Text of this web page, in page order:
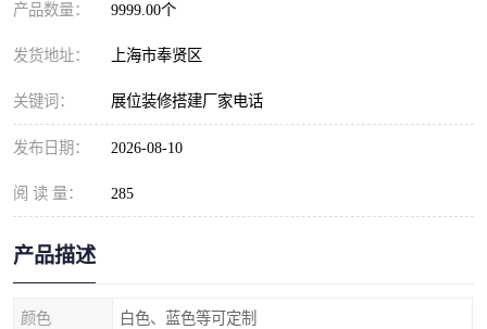
产品数量： 9999.00个
发货地址： 上海市奉贤区
关键词： 展位装修搭建厂家电话
发布日期： 2026-08-10
阅 读 量： 285
产品描述
颜色 白色、蓝色等可定制